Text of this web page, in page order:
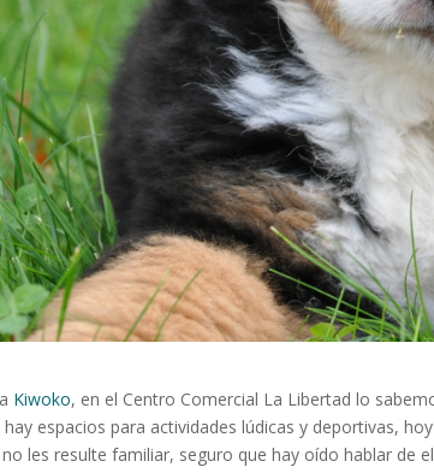
Kiwoko, en el Centro Comercial La Libertad lo
espacios para actividades lúdicas y deportivas,
les resulte familiar, seguro que hay oído hablar de